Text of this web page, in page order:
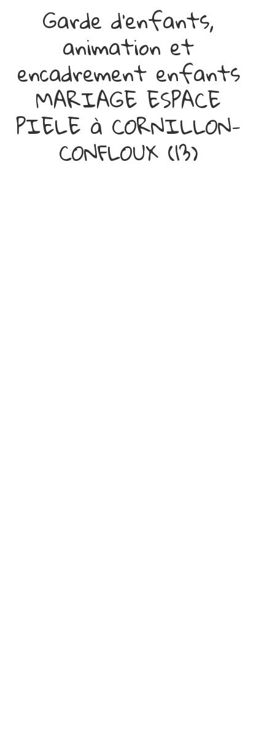
Garde d'enfants,
animation et
encadrement enfants
MARIAGE ESPACE
PIELE à CORNILLON-
CONFLOUX (13)